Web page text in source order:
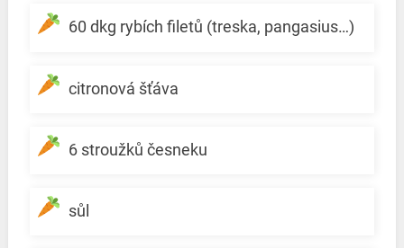
60 dkg rybích filetů (treska, pangasius…)
citronová šťáva
6 stroužků česneku
sůl